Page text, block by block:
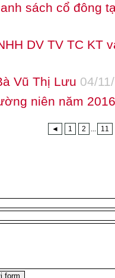
sách cổ đông
DV TV TC KT
Vũ Thị Lưu 04/
niên năm 2016
◄ 1 2 ... 11